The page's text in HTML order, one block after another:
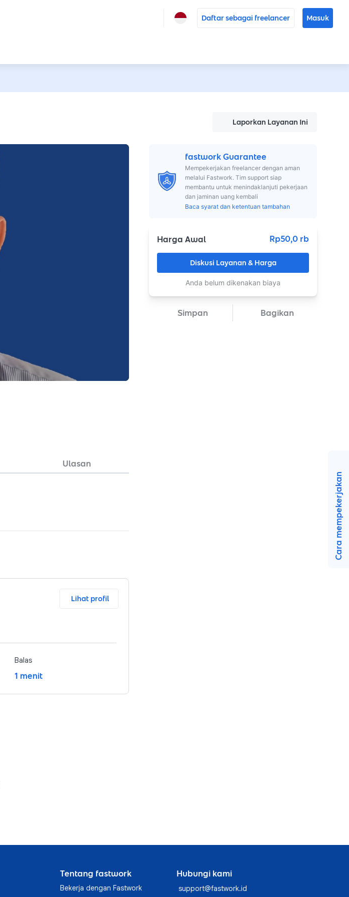
Daftar sebagai freelancer Masuk
Laporkan Layanan Ini
Ulasan
Lihat profil
Balas
1 menit
fastwork Guarantee
Mempekerjakan freelancer dengan aman
melalui Fastwork. Tim support siap
membantu untuk menindaklanjuti pekerjaan
dan jaminan uang kembali
Baca syarat dan ketentuan tambahan
Harga Awal Rp50,0 rb
Diskusi Layanan & Harga
Anda belum dikenakan biaya
Simpan Bagikan
Cara mempekerjakan
Tentang fastwork
Bekerja dengan Fastwork
Hubungi kami
support@fastwork.id